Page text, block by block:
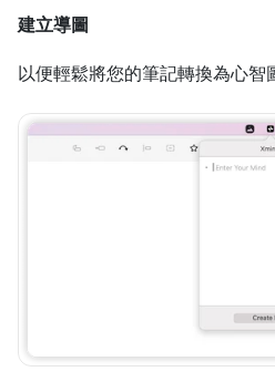
建立導圖
以便輕鬆將您的筆記轉換為心智